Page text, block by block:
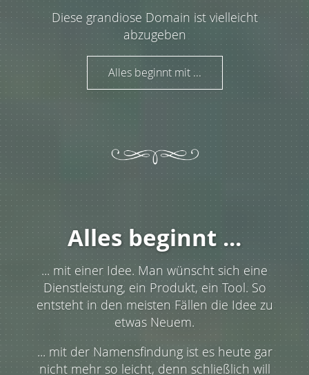
Diese grandiose Domain ist vielleicht
abzugeben
Alles beginnt mit ...
Alles beginnt ...
... mit einer Idee. Man wünscht sich eine
Dienstleistung, ein Produkt, ein Tool. So
entsteht in den meisten Fällen die Idee zu
etwas Neuem.
... mit der Namensfindung ist es heute gar
nicht mehr so leicht, denn schließlich will